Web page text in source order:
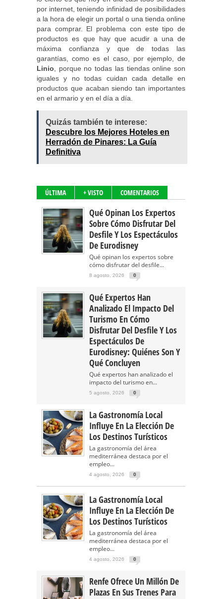
por internet, teniendo infinidad de posibilidades
a la hora de elegir un portal o una tienda online
para comprar. El problema con este tipo de
productos es que hay que acudir a una de
máxima confianza y que de todas las
garantías, como es el caso, por ejemplo, de
Linio , porque no todas las tiendas online son
iguales y no todas cuidan cada detalle en
productos que acaban siendo tan importantes
en el armario y en el día a día.
Quizás también te interese:
Descubre los Mejores Hoteles en
Herradón de Pinares: La Guía
Definitiva
ÚLTIMA + VISTO COMENTARIOS
Qué Opinan Los Expertos
Sobre Cómo Disfrutar Del
Desfile Y Los Espectáculos
De Eurodisney
Qué opinan los expertos sobre
cómo disfrutar del desfile...
8 agosto, 2026 0
Qué Expertos Han
Analizado El Impacto Del
Turismo En Cómo
Disfrutar Del Desfile Y Los
Espectáculos De
Eurodisney: Quiénes Son Y
Qué Concluyen
Qué expertos han analizado el
impacto del turismo en...
5 agosto, 2026 0
La Gastronomía Local
Influye En La Elección De
Los Destinos Turísticos
La gastronomía del área
mediterránea destaca por el
empleo...
4 agosto, 2026 0
La Gastronomía Local
Influye En La Elección De
Los Destinos Turísticos
La gastronomía del área
mediterránea destaca por el
empleo...
4 agosto, 2026 0
Renfe Ofrece Un Millón De
Plazas En Sus Trenes Para